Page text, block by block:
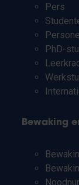
Pers
PhD-
Bewaking